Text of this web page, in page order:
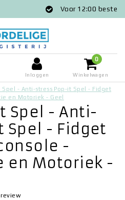
Voor 12:00 besteld = zelfde dag
Inloggen
0
Winkelwagen
Spel - Anti-stress Pop-it Spel - Fidget
en Motoriek - Geel
Spel - Anti-
Spel - Fidget
-
en Motoriek -